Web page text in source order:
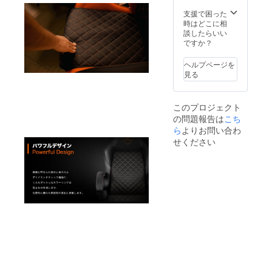
支援で困った
時はどこに相
談したらいい
ですか？
ヘルプページを
見る
このプロジェクト
の問題報告はこち
らよりお問い合わ
せください